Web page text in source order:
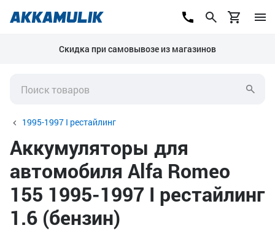
Скидка при самовывозе из магазинов
1995-1997 I рестайлинг
Аккумуляторы для
автомобиля Alfa Romeo
155 1995-1997 I рестайлинг
1.6 (бензин)